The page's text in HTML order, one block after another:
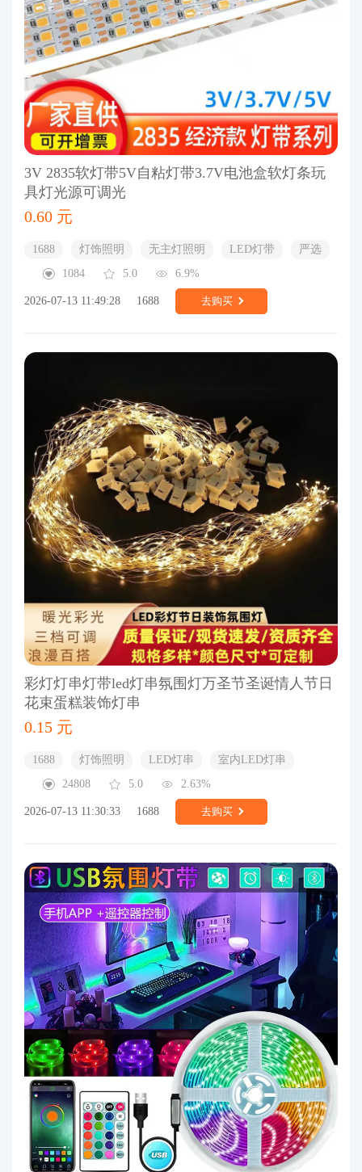
3V 2835软灯带5V自粘灯带3.7V电池盒软灯条玩
具灯光源可调光
0.60 元
1688 灯饰照明 无主灯照明 LED灯带
严选
1084
5.0 6.9%
2026-07-13 11:49:28 1688 去购买
彩灯灯串灯带led灯串氛围灯万圣节圣诞情人节日
花束蛋糕装饰灯串
0.15 元
1688 灯饰照明 LED灯串
室内LED灯串
24808
5.0 2.63%
2026-07-13 11:30:33 1688 去购买